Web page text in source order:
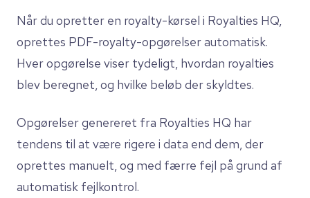
Når du opretter en royalty-kørsel i Royalties HQ,
oprettes PDF-royalty-opgørelser automatisk.
Hver opgørelse viser tydeligt, hvordan royalties
blev beregnet, og hvilke beløb der skyldtes.
Opgørelser genereret fra Royalties HQ har
tendens til at være rigere i data end dem, der
oprettes manuelt, og med færre fejl på grund af
automatisk fejlkontrol.